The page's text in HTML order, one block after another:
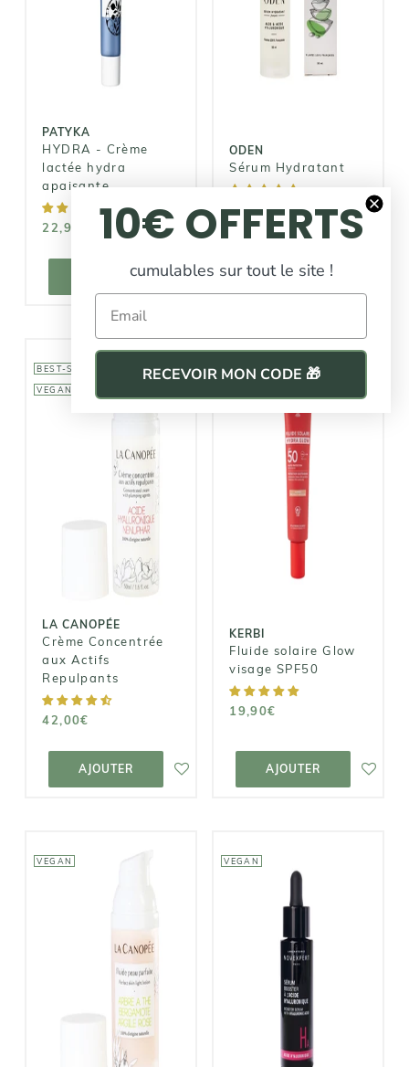
PATYKA
HYDRA - Crème
lactée hydra
apaisante
22,90€
AJOUTER
HYDRA -
Crème lactée
hydra
AJOUTER AU
ODEN
Sérum Hydratant
49,00€
AJOUTER
ODEN
Sérum
Hydratant
PANIER
BEST-SELLER
VEGAN
LA CANOPÉE
Crème Concentrée
aux Actifs
Repulpants
42,00€
AJOUTER
LA CANOPÉE
Crème
Concentrée
aux Actifs
Repulpants
42,00€
AJOUTER AU
PANIER
KERBI
Fluide solaire Glow
visage SPF50
19,90€
AJOUTER
KERBI
Fluide solaire
Glow visage
AJOUTER AU
PANIER
VEGAN
LA CANOPÉE
Fluide Peau
Parfaite
VEGAN
NOVEXPERT
Le Sérum
Booster à
l'Acide
10€ OFFERTS
cumulables sur tout le site !
Email
RECEVOIR MON CODE 🎁